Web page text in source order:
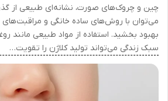
چین و چروک‌های صورت، نشانه‌ای طبیعی از
می‌توان با روش‌های ساده خانگی و مراقبت‌های
بهبود بخشید. استفاده از مواد طبیعی مانند
سبک زندگی می‌تواند تولید کلاژن را تقویت…